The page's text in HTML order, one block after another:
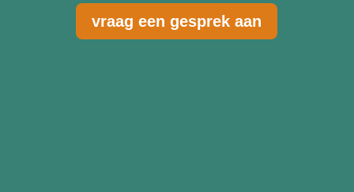
vraag een gesprek aan